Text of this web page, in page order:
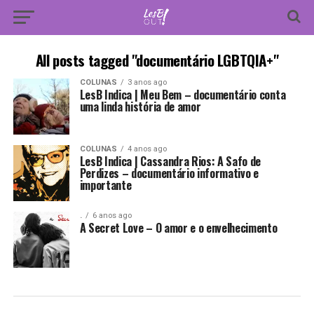
All posts tagged "documentário LGBTQIA+"
COLUNAS 3 anos ago
LesB Indica | Meu Bem – documentário conta
uma linda história de amor
COLUNAS 4 anos ago
LesB Indica | Cassandra Rios: A Safo de
Perdizes – documentário informativo e
importante
. 6 anos ago
A Secret Love – O amor e o envelhecimento